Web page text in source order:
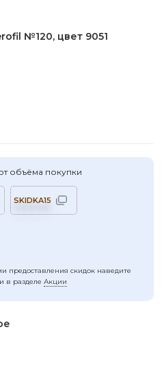
№120, цвет 9051
объёма покупки
SKIDKA15
предоставления скидок наведите
в разделе Акции